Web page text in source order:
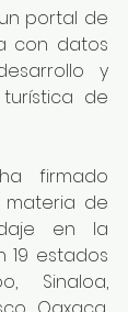
un portal de
con datos
y
de
firmado
materia de
en la
19 estados
Sinaloa,